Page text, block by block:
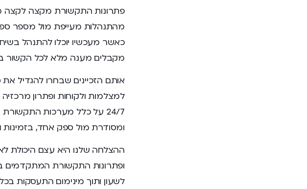
פתרונות התקשורת מקצה לקצה
מהתנהלות מעייפת מול מספר
מקבלים מענה מלא לכל הקשור
אותם הזכיינים שבחרו להגדיל
למצלמות ולקוחות ופתרון
24/7 על כלל מערכות
ומסודרת מול ספק אחד,
ההצלחה שלנו היא עצם היכולת
ופתרונות התקשורת המתקדמים
לשעון ותוך מינימום התעסקות